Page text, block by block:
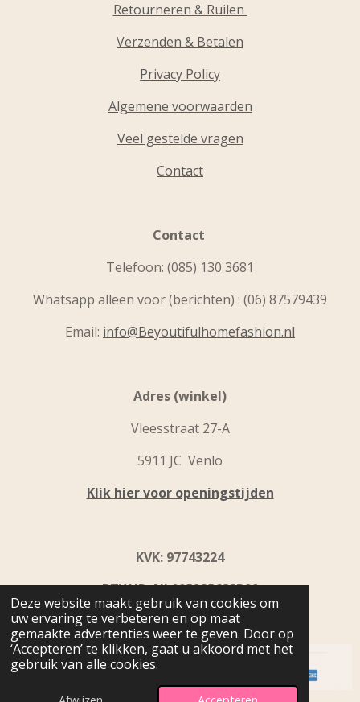
Deze website maakt gebruik van cookies om
uw ervaring te verbeteren en op maat
gemaakte advertenties weer te geven. Door op
‘Accepteren’ te klikken, gaat u akkoord met het
gebruik van alle cookies.
Retourneren & Ruilen
Verzenden & Betalen
Privacy Policy
Algemene voorwaarden
Veel gestelde vragen
Contact
Contact
Telefoon: (085) 130 3681
Whatsapp alleen voor (berichten) : (06) 87579439
Email: info@Beyoutifulhomefashion.nl
Adres (winkel)
Vleesstraat 27-A
5911 JC Venlo
Klik hier voor openingstijden
KVK: 97743224
BTW ID: NL005285688B09
IBAN: NL31 INGB0109 9867 92